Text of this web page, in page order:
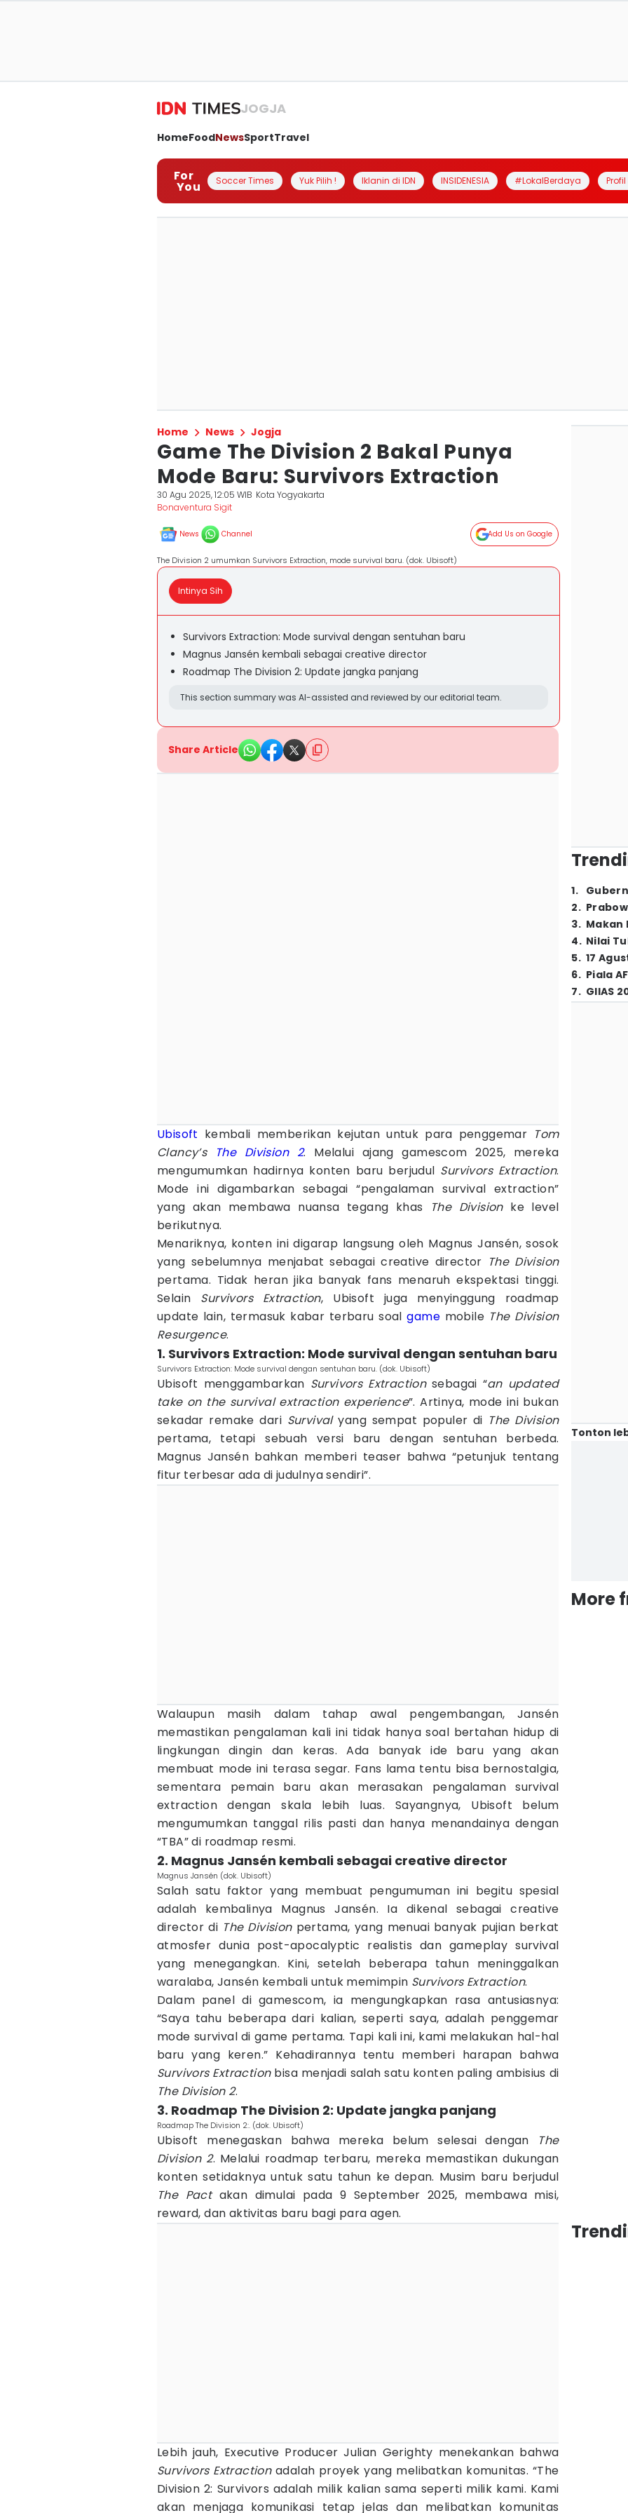
JOGJA
HomeFoodNewsSportTravel
For
You Soccer Times Yuk Pilih ! Iklanin di IDN INSIDENESIA #LokalBerdaya
Home News Jogja
Game The Division 2 Bakal Punya
Mode Baru: Survivors Extraction
30 Agu 2025, 12:05 WIB Kota Yogyakarta
Bonaventura Sigit
News Channel Add Us on Google
The Division 2 umumkan Survivors Extraction, mode survival baru. (dok. Ubisoft)
Intinya Sih
Survivors Extraction: Mode survival dengan sentuhan baru
Magnus Jansén kembali sebagai creative director
Roadmap The Division 2: Update jangka panjang
This section summary was AI-assisted and reviewed by our editorial team.
Share Article
Ubisoft kembali memberikan kejutan untuk para penggemar Tom
Clancy’s
The Division 2. Melalui ajang gamescom 2025, mereka
mengumumkan hadirnya konten baru berjudul Survivors Extraction.
Mode ini digambarkan sebagai “pengalaman survival extraction”
yang akan membawa nuansa tegang khas
The Divisionke level
berikutnya.
Menariknya, konten ini digarap langsung oleh Magnus Jansén, sosok
yang sebelumnya menjabat sebagai creative director The Division
pertama. Tidak heran jika banyak fans menaruh ekspektasi tinggi.
Selain Survivors Extraction, Ubisoft juga menyinggung roadmap
update lain, termasuk kabar terbaru soalgamemobile The Division
Resurgence.
1. Survivors Extraction: Mode survival dengan sentuhan baru
Survivors Extraction: Mode survival dengan sentuhan baru. (dok. Ubisoft)
Ubisoft menggambarkan Survivors Extractionsebagai “an updated
take on the survival extraction experience”. Artinya, mode ini bukan
sekadar remake dari Survivalyang sempat populer di The Division
pertama, tetapi sebuah versi baru dengan sentuhan berbeda.
Magnus Jansén bahkan memberi teaser bahwa “petunjuk tentang
fitur terbesar ada di judulnya sendiri”.
Walaupun masih dalam tahap awal pengembangan, Jansén
memastikan pengalaman kali ini tidak hanya soal bertahan hidup di
lingkungan dingin dan keras. Ada banyak ide baru yang akan
membuat mode ini terasa segar. Fans lama tentu bisa bernostalgia,
sementara pemain baru akan merasakan pengalaman survival
extraction dengan skala lebih luas. Sayangnya, Ubisoft belum
mengumumkan tanggal rilis pasti dan hanya menandainya dengan
“TBA” di roadmap resmi.
2. Magnus Jansén kembali sebagai creative director
Magnus Jansén (dok. Ubisoft)
Salah satu faktor yang membuat pengumuman ini begitu spesial
adalah kembalinya Magnus Jansén. Ia dikenal sebagai creative
director di The Divisionpertama, yang menuai banyak pujian berkat
atmosfer dunia post-apocalyptic realistis dan gameplay survival
yang menegangkan. Kini, setelah beberapa tahun meninggalkan
waralaba, Jansén kembali untuk memimpin Survivors Extraction.
Dalam panel di gamescom, ia mengungkapkan rasa antusiasnya:
“Saya tahu beberapa dari kalian, seperti saya, adalah penggemar
mode survival di game pertama. Tapi kali ini, kami melakukan hal-hal
baru yang keren.” Kehadirannya tentu memberi harapan bahwa
Survivors Extractionbisa menjadi salah satu konten paling ambisius di
The Division 2.
3. Roadmap The Division 2: Update jangka panjang
Roadmap The Division 2:. (dok. Ubisoft)
Ubisoft menegaskan bahwa mereka belum selesai dengan
The
Division 2. Melalui roadmap terbaru, mereka memastikan dukungan
konten setidaknya untuk satu tahun ke depan. Musim baru berjudul
The Pactakan dimulai pada 9 September 2025, membawa misi,
reward, dan aktivitas baru bagi para agen.
Lebih jauh, Executive Producer Julian Gerighty menekankan bahwa
Survivors Extractionadalah proyek yang melibatkan komunitas. “The
Division 2: Survivors adalah milik kalian sama seperti milik kami. Kami
akan menjaga komunikasi tetap jelas dan melibatkan komunitas
1.
2.
3. Makan
4. Nilai
5. 17
6. Piala
7. GIIAS
Tonton
More